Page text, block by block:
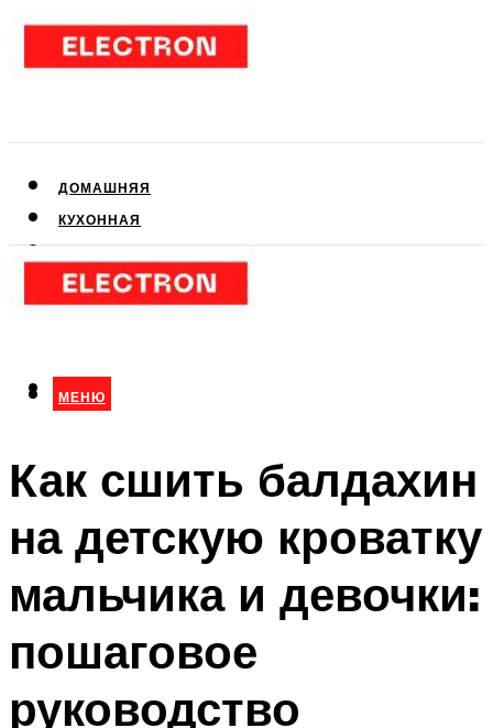
ДОМАШНЯЯ
КУХОННАЯ
КЛИМАТИЧЕСКАЯ
МЕНЮ
МЕНЮ
Как сшить балдахин
на детскую кроватку
мальчика и девочки:
пошаговое
руководство